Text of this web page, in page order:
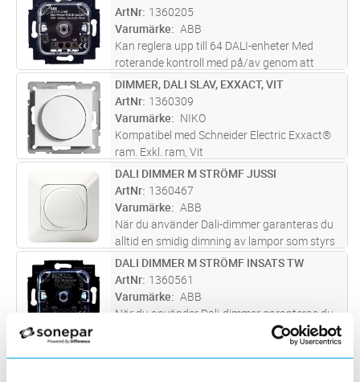
Automatisk synkronisering mellan
styrpunkterna. Dimmern styr ele
ArtNr 1360205
Varumärke
ABB
Kan reglera upp till 64 DALI-enheter Med
roterande kontroll med på/av genom att
trycka på vredet. Med integrerad LED-
belysning för orientering. Färgen på
orienteringsbelysningen är justerbar - 18
för...läs mer
ST Lägg i kundvagn
DIMMER, DALI SLAV, EXXACT, VIT
ArtNr 1360309
Varumärke
NIKO
Kompatibel med Schneider Electric Exxact®
ram. Exkl. ram, Vit
ST Lägg i kundvagn
DALI DIMMER M STRÖMF JUSSI
ArtNr 1360467
Varumärke
ABB
När du använder Dali-dimmer garanteras du
alltid en smidig dimning av lampor som styrs
via DALI. Denna dimmer kan också justera
färgtemperaturen för DALI-enheter 8-
kompatibla enheter från 2700K till
ST Lägg i kundvagn
DALI DIMMER M STRÖMF INSATS TW
ArtNr 1360561
Varumärke
ABB
När du använder Dali-dimmer garanteras du
alltid en smidig dimning av lampor som styrs
via DALI. Denna dimmer kan också justera
ST Lägg i kundvagn